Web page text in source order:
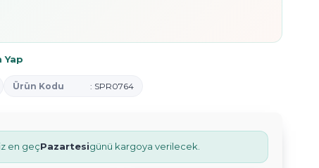
Yap
Ürün Kodu : SPR0764
en geçPazartesigünü kargoya verilecek.